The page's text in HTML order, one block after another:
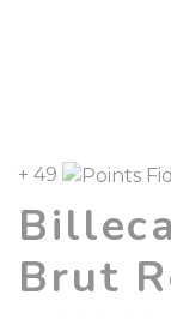
+ 49
Brut